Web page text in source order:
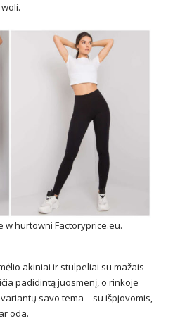
w hurtowni Factoryprice.eu.
akiniai ir stulpeliai su mažais
padidintą juosmenį, o rinkoje
savo tema – su išpjovomis,
oda.